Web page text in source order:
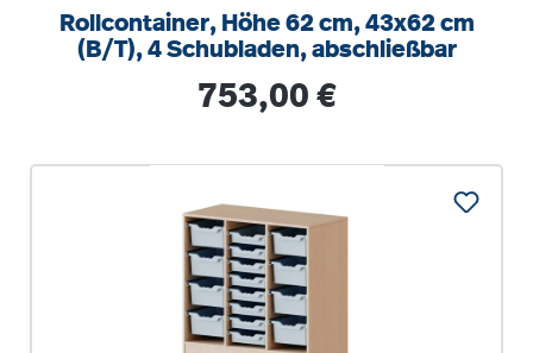
Rollcontainer, Höhe 62 cm, 43x62 cm
(B/T), 4 Schubladen, abschließbar
Regulärer Preis:
753,00 €